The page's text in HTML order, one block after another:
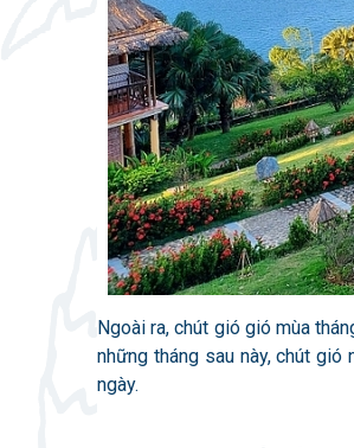
Ngoài ra, chút gió gió mùa
những tháng sau này, chút
ngày.